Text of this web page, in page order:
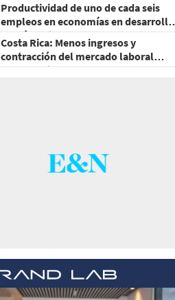
Productividad de uno de cada seis
empleos en economías en desarrollo
podría mejorar por la IA
Costa Rica: Menos ingresos y
contracción del mercado laboral
causan baja del consumo